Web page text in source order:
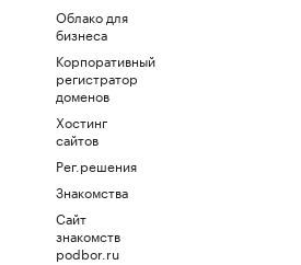
Облако для
бизнеса
Корпоративный
регистратор
доменов
Хостинг
сайтов
Рег.решения
Знакомства
Сайт
знакомств
podbor.ru